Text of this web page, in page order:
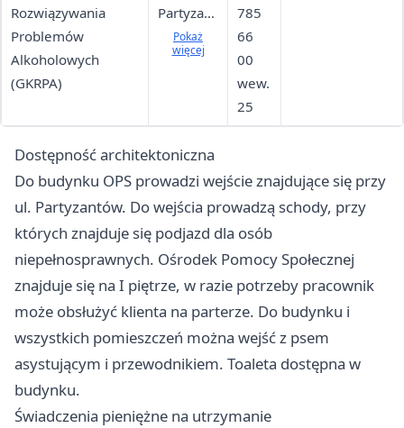
Rozwiązywania
Problemów
Alkoholowych
(GKRPA)
Partyzant
ów 3, 05-
155
Urzędu
Gminy,
pok. nr 2)
Pokaż
więcej
785
66
00
wew.
25
Dostępność architektoniczna
Do budynku OPS prowadzi wejście znajdujące się przy
ul. Partyzantów. Do wejścia prowadzą schody, przy
których znajduje się podjazd dla osób
niepełnosprawnych. Ośrodek Pomocy Społecznej
znajduje się na I piętrze, w razie potrzeby pracownik
może obsłużyć klienta na parterze. Do budynku i
wszystkich pomieszczeń można wejść z psem
asystującym i przewodnikiem. Toaleta dostępna w
budynku.
Świadczenia pieniężne na utrzymanie